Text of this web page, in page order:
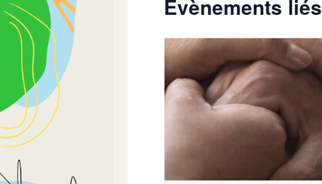
Évènements liés